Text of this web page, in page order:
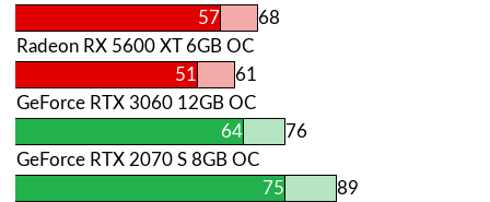
57
68
Radeon RX 5600 XT 6GB OC
51
61
GeForce RTX 3060 12GB OC
64
76
GeForce RTX 2070 S 8GB OC
75
89